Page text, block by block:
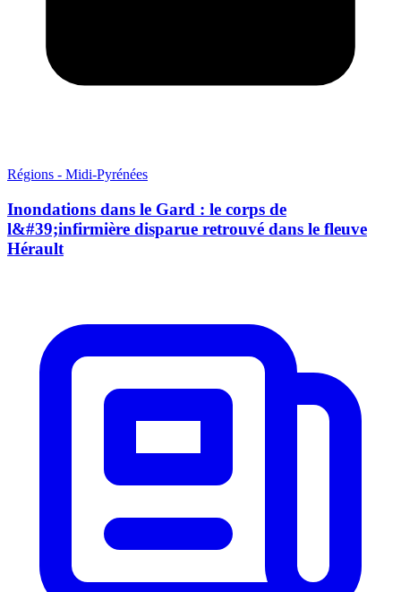
Régions - Midi-Pyrénées
Inondations dans le Gard : le corps de
l&#39;infirmière disparue retrouvé dans le fleuve
Hérault